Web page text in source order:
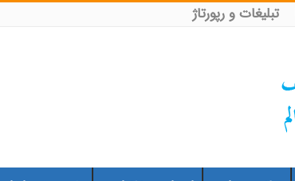
تبلیغات و رپورتاژ